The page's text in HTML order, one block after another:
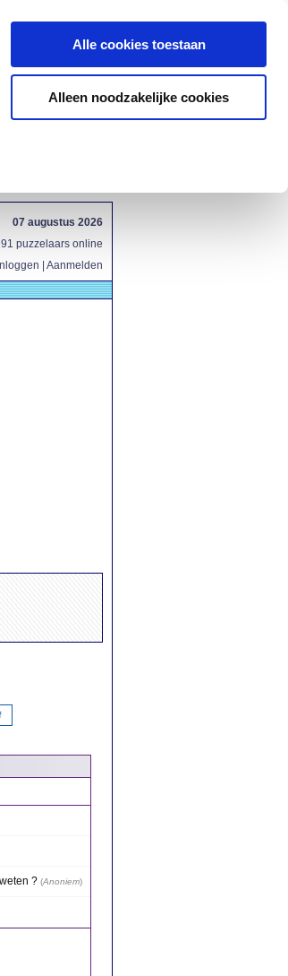
Alle cookies toestaan
Alleen noodzakelijke cookies
07 augustus 2026
puzzelaars online
Inloggen Aanmelden
? (Anoniem)